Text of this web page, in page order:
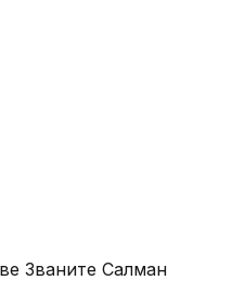
Званите Салман